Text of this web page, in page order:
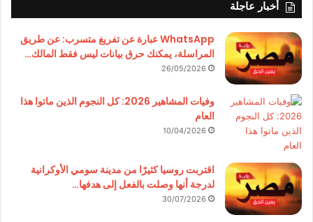
أخبار عاجلة
WhatsApp عبارة عن تفريغ متسرب: عن طريق
المراسلة، يمكنك حرق بيانات ليس فقط المالك…
26/05/2026
وفيات المشاهير 2026: كل النجوم الذين ماتوا هذا
العام
10/04/2026
اقتربت روسيا كثيرًا من مدينة سومي الأوكرانية
لدرجة أنها وصلت بالفعل إلى هدفها…
30/07/2026